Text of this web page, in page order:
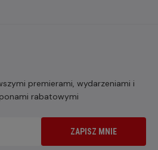
premierami, wydarzeniami i
rabatowymi
ZAPISZ MNIE